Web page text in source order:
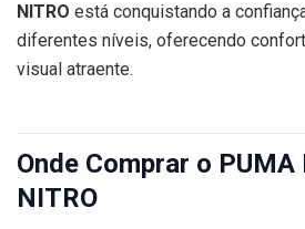
NITRO está conquistando a
diferentes níveis, oferecendo
visual atraente.
Onde Comprar o
NITRO